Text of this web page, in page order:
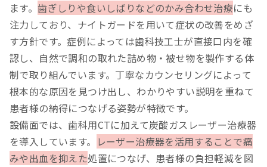
ます。 歯ぎしりや食いしばりなどのかみ合わせ治療にも
注力しており、ナイトガードを用いて症状の改善をめざ
す方針です。症例によっては歯科技工士が直接口内を確
認し、自然で調和の取れた詰め物・被せ物を製作する体
制で取り組んでいます。丁寧なカウンセリングによって
根本的な原因を見つけ出し、わかりやすい説明を重ねて
患者様の納得につなげる姿勢が特徴です。
設備面では、歯科用CTに加えて炭酸ガスレーザー治療器
を導入しています。 レーザー治療器を活用することで痛
みや出血を抑えた処置につなげ、患者様の負担軽減を図